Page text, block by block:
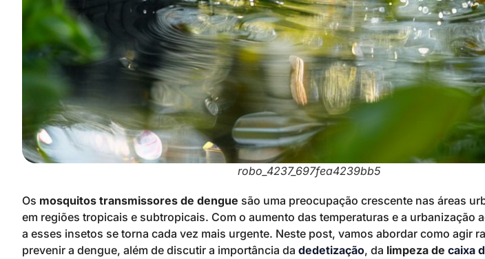
robo_4237_697fea4239bb5
Os mosquitos transmissores de dengue são uma preocupação crescente nas áreas
em regiões tropicais e subtropicais. Com o aumento das temperaturas e a urbanização
a esses insetos se torna cada vez mais urgente. Neste post, vamos abordar como agir
prevenir a dengue, além de discutir a importância da dedetização, da limpeza de caixa